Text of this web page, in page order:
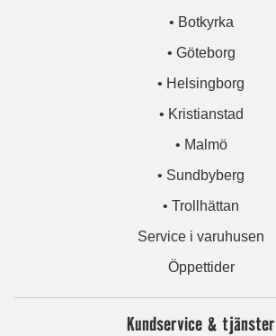
• Botkyrka
• Göteborg
• Helsingborg
• Kristianstad
• Malmö
• Sundbyberg
• Trollhättan
Service i varuhusen
Öppettider
Kundservice & tjänster